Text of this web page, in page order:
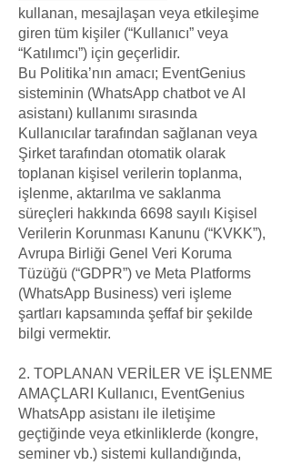
kullanan, mesajlaşan veya etkileşime
giren tüm kişiler (“Kullanıcı” veya
“Katılımcı”) için geçerlidir.
Bu Politika’nın amacı; EventGenius
sisteminin (WhatsApp chatbot ve AI
asistanı) kullanımı sırasında
Kullanıcılar tarafından sağlanan veya
Şirket tarafından otomatik olarak
toplanan kişisel verilerin toplanma,
işlenme, aktarılma ve saklanma
süreçleri hakkında 6698 sayılı Kişisel
Verilerin Korunması Kanunu (“KVKK”),
Avrupa Birliği Genel Veri Koruma
Tüzüğü (“GDPR”) ve Meta Platforms
(WhatsApp Business) veri işleme
şartları kapsamında şeffaf bir şekilde
bilgi vermektir.
2. TOPLANAN VERİLER VE İŞLENME
AMAÇLARI Kullanıcı, EventGenius
WhatsApp asistanı ile iletişime
geçtiğinde veya etkinliklerde (kongre,
seminer vb.) sistemi kullandığında,